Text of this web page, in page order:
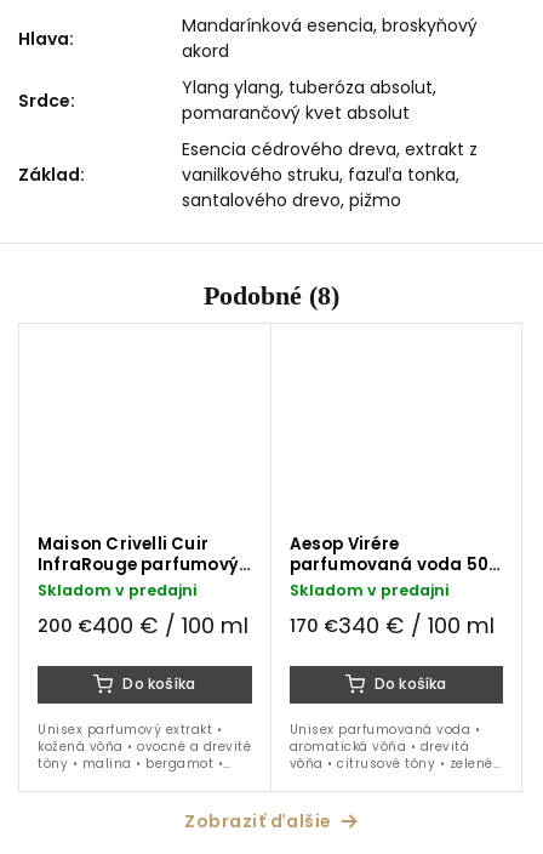
Hlava:
Mandarínková esencia, broskyňový
akord
Srdce:
Ylang ylang, tuberóza absolut,
pomarančový kvet absolut
Základ:
Esencia cédrového dreva, extrakt z
vanilkového struku, fazuľa tonka,
santalového drevo, pižmo
Podobné (8)
Maison Crivelli Cuir
InfraRouge parfumový
extrakt 50 ml
Skladom v predajni
200 €400 € / 100 ml
Do košíka
Unisex parfumový extrakt •
kožená vôňa • ovocné a drevité
tóny • malina • bergamot •
ideálne na obdobie jeseň,
Aesop Virére
parfumovaná voda 50
ml
Skladom v predajni
170 €340 € / 100 ml
Do košíka
Unisex parfumovaná voda •
aromatická vôňa • drevitá
vôňa • citrusové tóny • zelené
Zobraziť ďalšie